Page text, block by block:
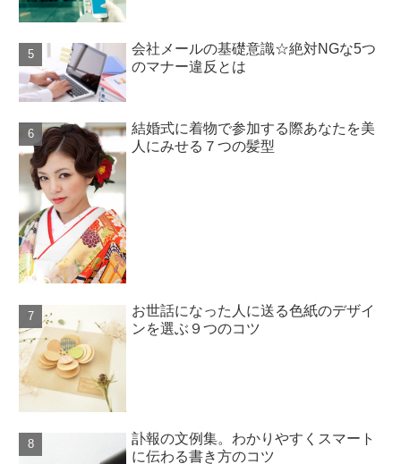
会社メールの基礎意識☆絶対NGな5つ
のマナー違反とは
結婚式に着物で参加する際あなたを美
人にみせる７つの髪型
お世話になった人に送る色紙のデザイ
ンを選ぶ９つのコツ
訃報の文例集。わかりやすくスマート
に伝わる書き方のコツ